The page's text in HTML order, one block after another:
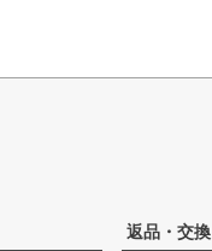
返品・交換